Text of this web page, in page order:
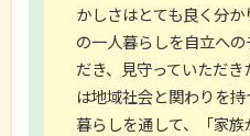
かしさはとても良く分
の一人暮らしを自立へ
だき、見守っていただ
は地域社会と関わりを
暮らしを通して、「家族